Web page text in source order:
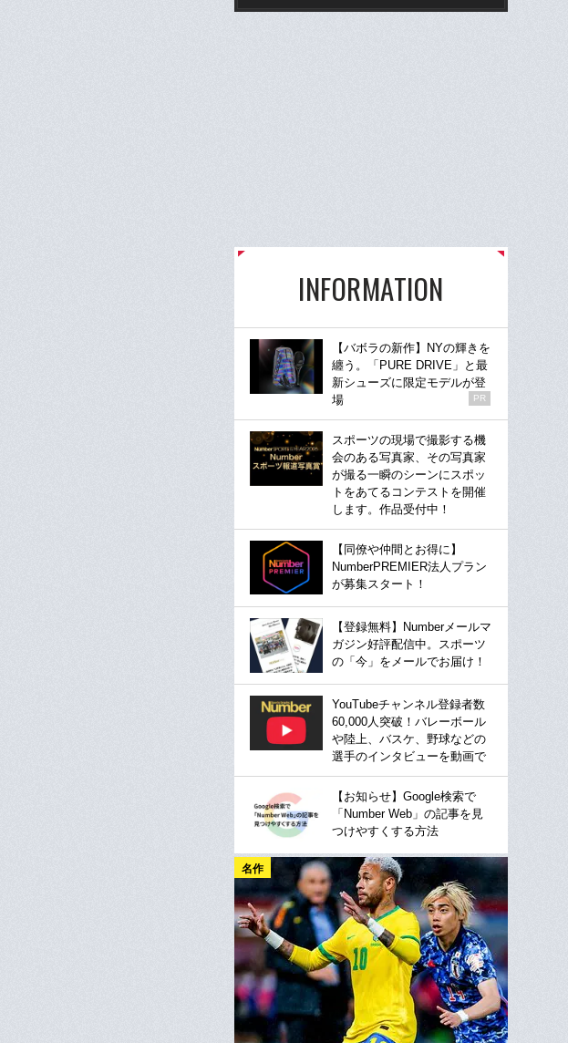
INFORMATION
【バボラの新作】NYの輝きを
纏う。「PURE DRIVE」と最
新シューズに限定モデルが登
場
PR
スポーツの現場で撮影する機
会のある写真家、その写真家
が撮る一瞬のシーンにスポッ
トをあてるコンテストを開催
します。作品受付中！
【同僚や仲間とお得に】
NumberPREMIER法人プラン
が募集スタート！
【登録無料】Numberメールマ
ガジン好評配信中。スポーツ
の「今」をメールでお届け！
YouTubeチャンネル登録者数
60,000人突破！バレーボール
や陸上、バスケ、野球などの
選手のインタビューを動画で
【お知らせ】Google検索で
「Number Web」の記事を見
つけやすくする方法
名作